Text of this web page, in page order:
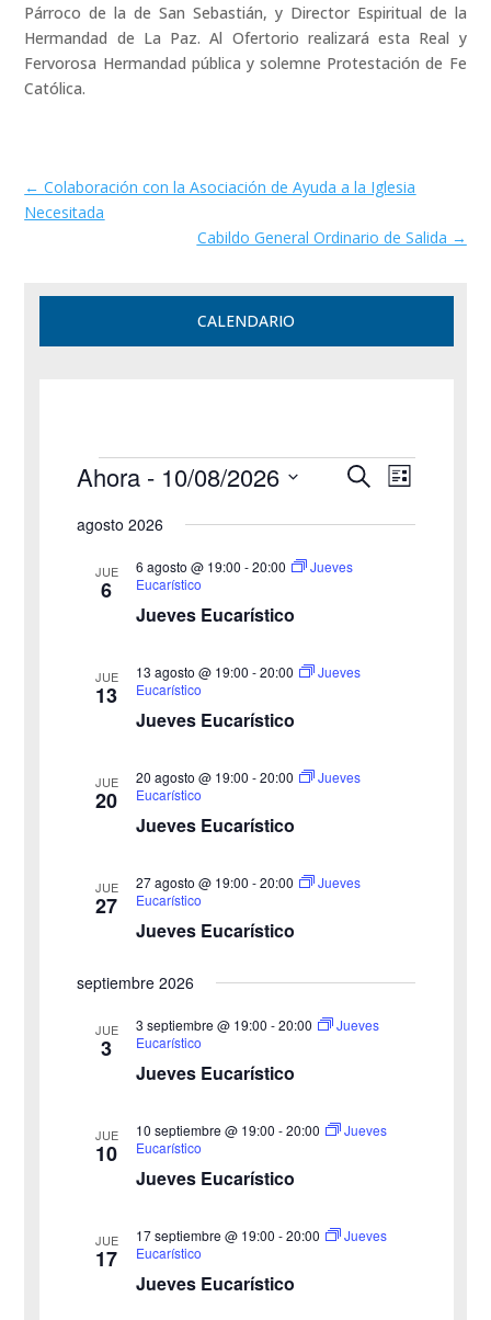
Párroco de la de San Sebastián, y Director Espiritual de la
Hermandad de La Paz. Al Ofertorio realizará esta Real y
Fervorosa Hermandad pública y solemne Protestación de Fe
Católica.
←Colaboración con la Asociación de Ayuda a la Iglesia
Necesitada
Cabildo General Ordinario de Salida →
CALENDARIO
Eventos Navegación
de
búsqueda
vistas
Buscar
de
Lista
Ahora - 10/08/2026
la
agosto 2026
JUE
6
Jueves Eucarístico
6 agosto @ 19:00 -20:00
Jueves
Eucarístico
JUE
13
Jueves Eucarístico
13 agosto @ 19:00 -20:00
Jueves
Eucarístico
JUE
20
Jueves Eucarístico
20 agosto @ 19:00 -20:00
Jueves
Eucarístico
JUE
27
Jueves Eucarístico
27 agosto @ 19:00 -20:00
Jueves
Eucarístico
septiembre 2026
JUE
3
Jueves Eucarístico
3 septiembre @ 19:00 -20:00
Jueves
Eucarístico
JUE
10
Jueves Eucarístico
10 septiembre @ 19:00 -20:00
Jueves
Eucarístico
JUE
17
Jueves Eucarístico
17 septiembre @ 19:00 -20:00
Jueves
Eucarístico